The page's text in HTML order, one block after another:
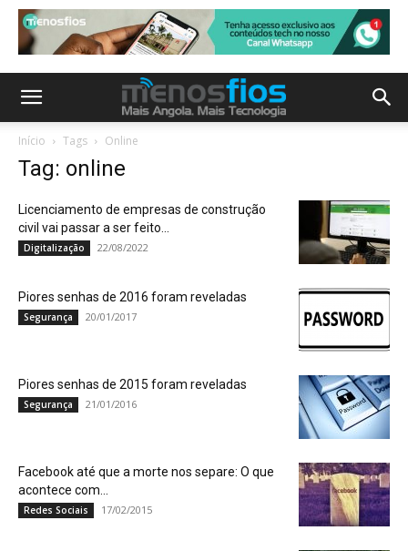
Início Tags Online
Tag: online
Licenciamento de empresas de construção
civil vai passar a ser feito...
Digitalização 22/08/2022
Piores senhas de 2016 foram reveladas
Segurança 20/01/2017
Piores senhas de 2015 foram reveladas
Segurança 21/01/2016
Facebook até que a morte nos separe: O que
acontece com...
Redes Sociais 17/02/2015